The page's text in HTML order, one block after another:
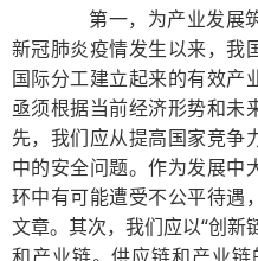
第一，为产业发展筑
新冠肺炎疫情发生以来，我
国际分工建立起来的有效产
亟须根据当前经济形势和未
先，我们应从提高国家竞争
中的安全问题。作为发展中
环中有可能遭受不公平待遇
文章。其次，我们应以“创新